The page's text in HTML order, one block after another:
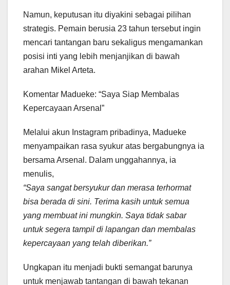
Namun, keputusan itu diyakini sebagai pilihan
strategis. Pemain berusia 23 tahun tersebut ingin
mencari tantangan baru sekaligus mengamankan
posisi inti yang lebih menjanjikan di bawah
arahan Mikel Arteta.
Komentar Madueke: “Saya Siap Membalas
Kepercayaan Arsenal”
Melalui akun Instagram pribadinya, Madueke
menyampaikan rasa syukur atas bergabungnya ia
bersama Arsenal. Dalam unggahannya, ia
menulis,
“Saya sangat bersyukur dan merasa terhormat
bisa berada di sini. Terima kasih untuk semua
yang membuat ini mungkin. Saya tidak sabar
untuk segera tampil di lapangan dan membalas
kepercayaan yang telah diberikan.”
Ungkapan itu menjadi bukti semangat barunya
untuk menjawab tantangan di bawah tekanan